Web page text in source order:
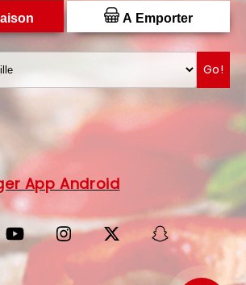
PIZZAS
A Emporter
Go!
App Android